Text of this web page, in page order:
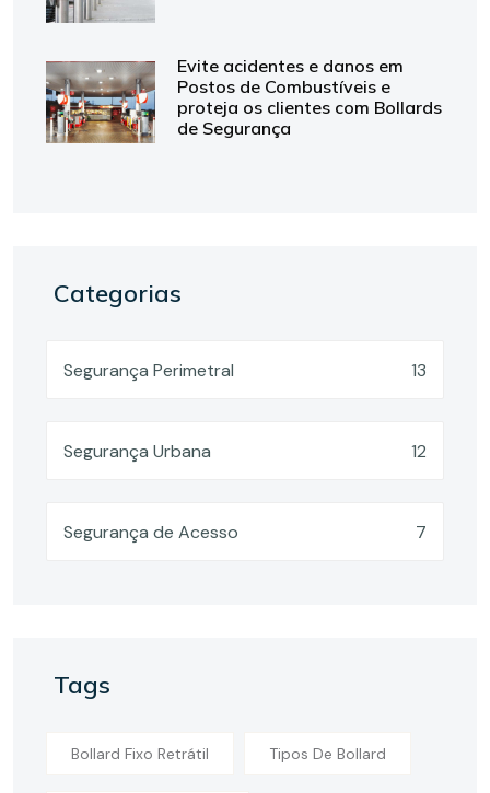
Evite acidentes e danos em
Postos de Combustíveis e
proteja os clientes com Bollards
de Segurança
Categorias
Segurança Perimetral 13
Segurança Urbana 12
Segurança de Acesso 7
Tags
Bollard Fixo Retrátil Tipos De Bollard